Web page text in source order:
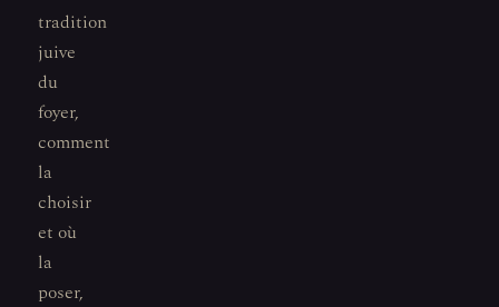
tradition
juive
du
foyer,
comment
la
choisir
et où
la
poser,